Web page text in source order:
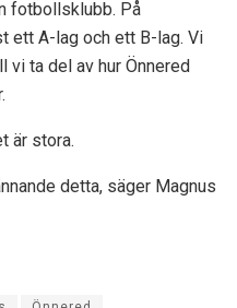
fotbollsklubb. På
ett A-lag och ett B-lag. Vi
vi ta del av hur Önnered
är stora.
detta, säger Magnus